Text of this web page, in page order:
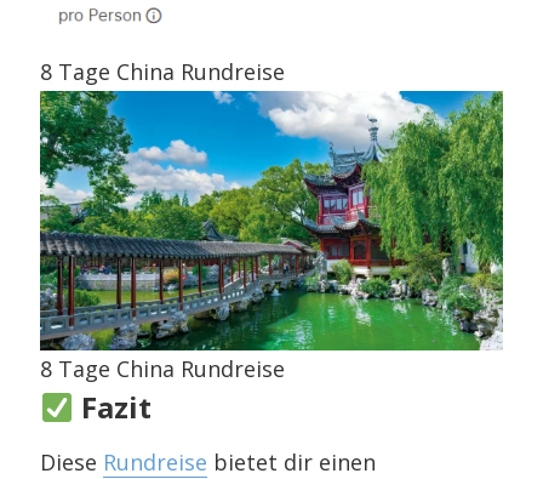
8 Tage China Rundreise
8 Tage China Rundreise
Fazit
Diese Rundreise bietet dir einen